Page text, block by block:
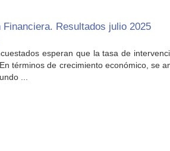
Financiera. Resultados julio 2025
esperan que la tasa de
términos de crecimiento económico, se
...